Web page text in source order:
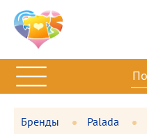
Бренды Palada